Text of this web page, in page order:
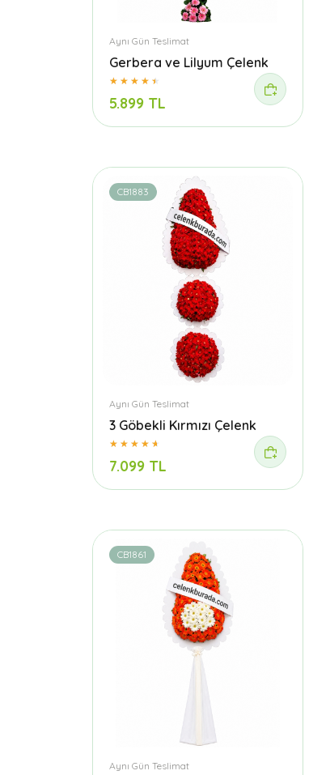
Aynı Gün Teslimat
Gerbera ve Lilyum Çelenk
5.899 TL
CB1883
Aynı Gün Teslimat
3 Göbekli Kırmızı Çelenk
7.099 TL
CB1861
Aynı Gün Teslimat